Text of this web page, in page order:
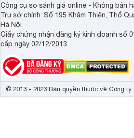
Công cụ so sánh giá online - Không bán
Trụ sở chính: Số 195 Khâm Thiên, Thổ
Hà Nội
Giấy chứng nhận đăng ký kinh doanh số
cấp ngày 02/12/2013
© 2013 - 2023 Bản quyền thuộc về Công ty